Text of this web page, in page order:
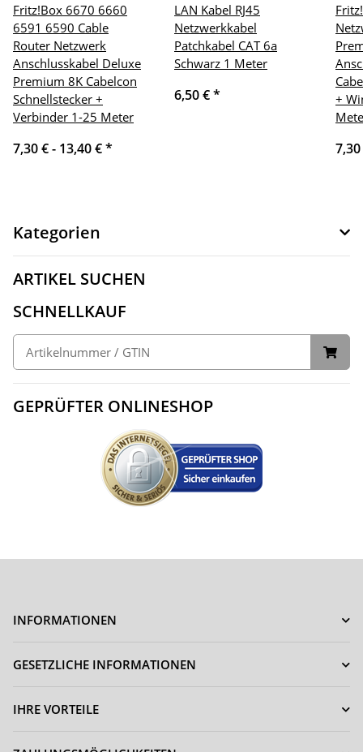
Fritz!Box 6670 6660
6591 6590 Cable
Router Netzwerk
Anschlusskabel Deluxe
Premium 8K Cabelcon
Schnellstecker +
Verbinder 1-25 Meter
7,30 € - 13,40 €*
LAN Kabel RJ45
Netzwerkkabel
Patchkabel CAT 6a
Schwarz 1 Meter
6,50 €*
+
Kategorien
ARTIKEL SUCHEN
SCHNELLKAUF
GEPRÜFTER ONLINESHOP
INFORMATIONEN
GESETZLICHE INFORMATIONEN
IHRE VORTEILE